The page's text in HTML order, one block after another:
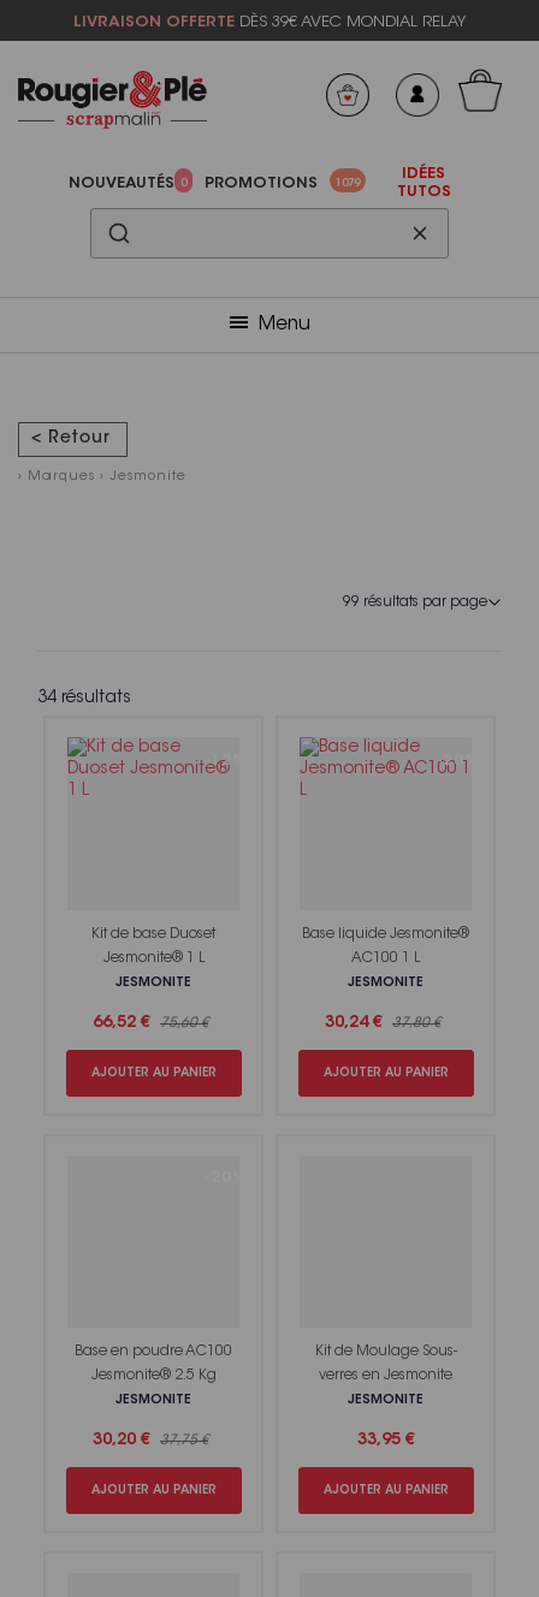
LIVRAISON OFFERTE DÈS 39€ AVEC MONDIAL RELAY
NOUVEAUTÉS 0 PROMOTIONS 1079
IDÉES
TUTOS
Menu
< Retour
› Marques › Jesmonite
34 résultats
-12%
Kit de base Duoset
Jesmonite® 1 L
JESMONITE
66,52 € 75,60 €
AJOUTER AU PANIER
-20%
Base liquide Jesmonite®
AC100 1 L
JESMONITE
30,24 € 37,80 €
AJOUTER AU PANIER
Base en poudre AC100
Jesmonite® 2.5 Kg
JESMONITE
30,20 € 37,75 €
AJOUTER AU PANIER
Kit de Moulage Sous-
verres en Jesmonite
JESMONITE
33,95 €
AJOUTER AU PANIER